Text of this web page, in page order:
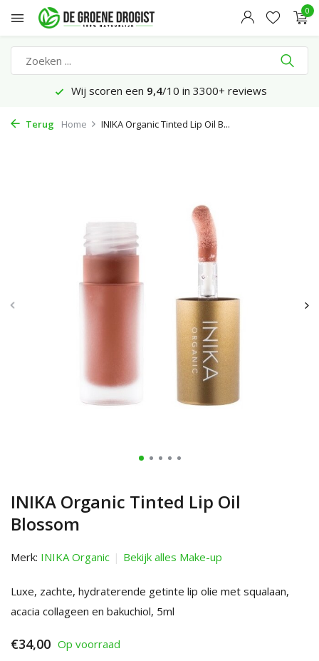
0
Wij scoren een 9,4/10 in 3300+ reviews
Terug Home INIKA Organic Tinted Lip Oil B...
INIKA Organic Tinted Lip Oil
Blossom
Merk: INIKA Organic Bekijk alles Make-up
Luxe, zachte, hydraterende getinte lip olie met squalaan,
acacia collageen en bakuchiol, 5ml
€34,00 Op voorraad